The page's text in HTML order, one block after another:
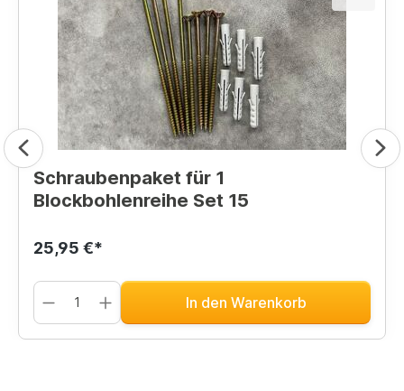
Schraubenpaket für 1
Blockbohlenreihe Set 15
25,95 €*
In den Warenkorb